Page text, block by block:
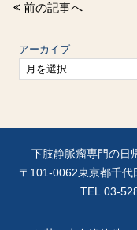
前の記事へ
アーカイブ
下肢静脈瘤専門の日
〒101-0062東京都千
TEL. 03-